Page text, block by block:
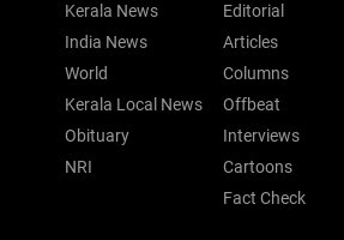
Kerala News
India News
World
Kerala Local News
Obituary
NRI
Editorial
Articles
Columns
Offbeat
Interviews
Cartoons
Fact Check